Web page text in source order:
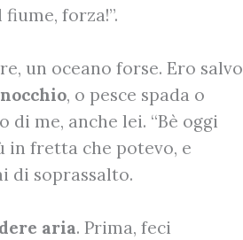
forza!”.
un oceano forse. Ero salvo
, o pesce spada o
me, anche lei. “Bè oggi
in fretta che potevo, e
di soprassalto.
aria. Prima, feci